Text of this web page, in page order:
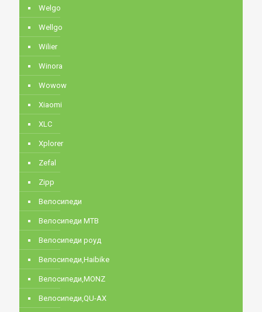
Welgo
Wellgo
Wilier
Winora
Wowow
Xiaomi
XLC
Xplorer
Zefal
Zipp
Велосипеди
Велосипеди MTB
Велосипеди роуд
Велосипеди,Haibike
Велосипеди,MONZ
Велосипеди,QU-AX